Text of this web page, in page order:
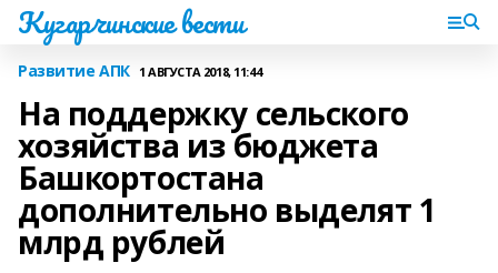
Кугарчинские вести
Развитие АПК 1 АВГУСТА 2018, 11:44
На поддержку сельского
хозяйства из бюджета
Башкортостана
дополнительно выделят 1
млрд рублей